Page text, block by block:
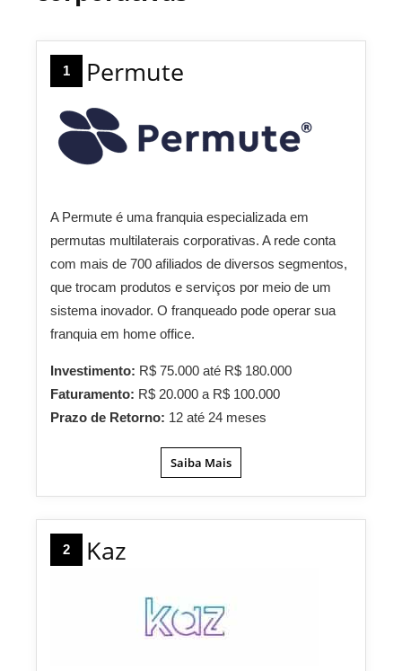
1 Permute
A Permute é uma franquia especializada em
permutas multilaterais corporativas. A rede conta
com mais de 700 afiliados de diversos segmentos,
que trocam produtos e serviços por meio de um
sistema inovador. O franqueado pode operar sua
franquia em home office.
Investimento: R$ 75.000 até R$ 180.000
Faturamento: R$ 20.000 a R$ 100.000
Prazo de Retorno: 12 até 24 meses
Saiba Mais
2 Kaz